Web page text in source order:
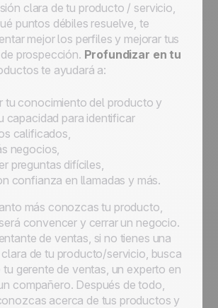
clara de tu producto / servicio,
puntos débiles resuelve, te
mejor los perfiles y mejorar tus
prospección. Profundizar en tu
te ayudará a:
tu conocimiento del producto y
capacidad para identificar
calificados,
negocios,
preguntas difíciles,
confianza en llamadas y más.
más conozcas tu producto,
convencer y cerrar un negocio.
de ventas, si no tienes una
de tu producto/servicio, busca
gerente de ventas, un experto en
compañero. Después de todo,
acerca de tus productos y